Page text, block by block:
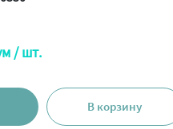
/ шт.
В корзину